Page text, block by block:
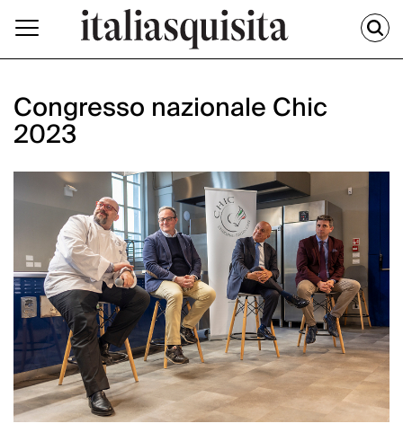
Congresso nazionale Chic
2023